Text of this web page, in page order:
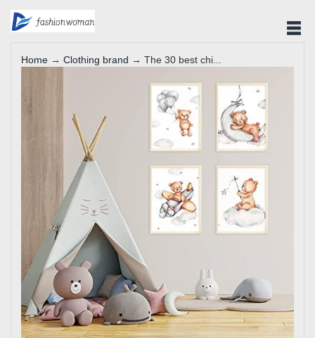
Home → Clothing brand → The 30 best chi...